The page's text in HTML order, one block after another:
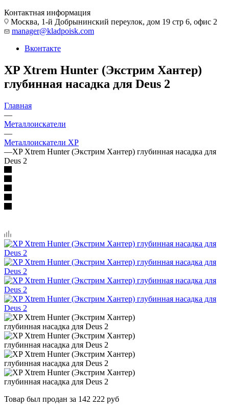
Контактная информация
Москва, 1-й Добрынинский переулок, дом 19 стр 6, офис 2
manager@kladpoisk.com
Вконтакте
XP Хtrem Hunter (Экстрим Хантер)
глубинная насадка для Deus 2
Главная
—
Металлоискатели
—
Металлоискатели XP
—XP Хtrem Hunter (Экстрим Хантер) глубинная насадка для
Deus 2
Товар был продан за 142 222 руб